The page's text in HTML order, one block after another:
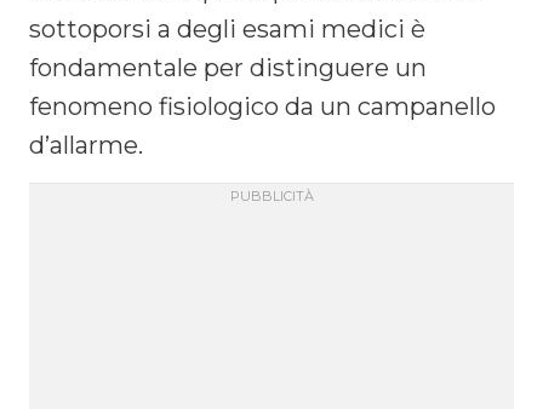
sottoporsi a degli esami medici è
fondamentale per distinguere un
fenomeno fisiologico da un campanello
d’allarme.